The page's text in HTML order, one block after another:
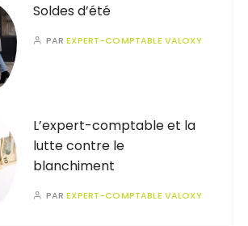
Soldes d’été
PAREXPERT-COMPTABLE VALOXY
L’expert-comptable et la
lutte contre le
blanchiment
PAREXPERT-COMPTABLE VALOXY